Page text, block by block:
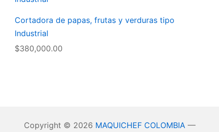
Cortadora de papas, frutas y verduras tipo
Industrial
$380,000.00
Copyright © 2026 MAQUICHEF COLOMBIA—